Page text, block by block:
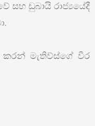
සහ ඩුබායි රාජ්‍යයේදී
මැතිව්ස්ගේ වීර